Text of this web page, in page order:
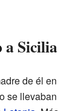
a Sicilia
de él en
se llevaban